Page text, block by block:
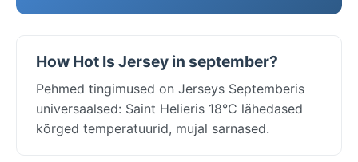
How Hot Is Jersey in september?
Pehmed tingimused on Jerseys Septemberis
universaalsed: Saint Helieris 18°C lähedased
kõrged temperatuurid, mujal sarnased.